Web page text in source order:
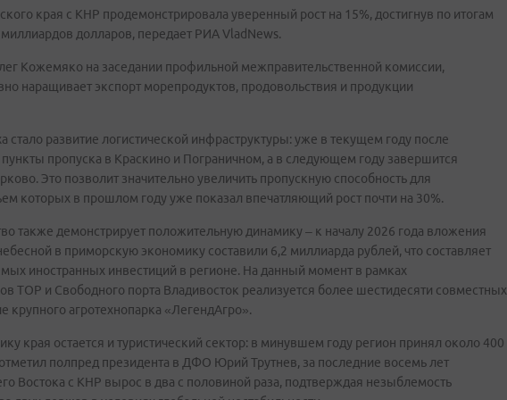
края с КНР продемонстрировала уверенный рост на 15%, достигнув по итогам
долларов, передает РИА VladNews.
Кожемяко на заседании профильной межправительственной комиссии,
наращивает экспорт морепродуктов, продовольствия и продукции
развитие логистической инфраструктуры: уже в текущем году после
пропуска в Краскино и Пограничном, а в следующем году завершится
Это позволит значительно увеличить пропускную способность для
которых в прошлом году уже показал впечатляющий рост почти на 30%.
также демонстрирует положительную динамику – к началу 2026 года вложения
в приморскую экономику составили 6,2 миллиарда рублей, что составляет
иностранных инвестиций в регионе. На данный момент в рамках
ТОР и Свободного порта Владивосток реализуется более шестидесяти совместных
крупного агротехнопарка «ЛегендАгро».
края остается и туристический сектор: в минувшем году регион принял около 400
полпред президента в ДФО Юрий Трутнев, за последние восемь лет
Востока с КНР вырос в два с половиной раза, подтверждая незыблемость